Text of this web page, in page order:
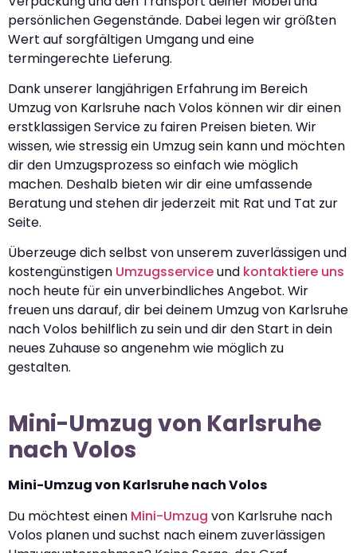
persönlichen Gegenstände. Dabei legen wir größten
Wert auf sorgfältigen Umgang und eine
termingerechte Lieferung.
Dank unserer langjährigen Erfahrung im Bereich
Umzug von Karlsruhe nach Volos können wir dir einen
erstklassigen Service zu fairen Preisen bieten. Wir
wissen, wie stressig ein Umzug sein kann und möchten
dir den Umzugsprozess so einfach wie möglich
machen. Deshalb bieten wir dir eine umfassende
Beratung und stehen dir jederzeit mit Rat und Tat zur
Seite.
Überzeuge dich selbst von unserem zuverlässigen und
kostengünstigen Umzugsserviceund kontaktiere uns
noch heute für ein unverbindliches Angebot. Wir
freuen uns darauf, dir bei deinem Umzug von Karlsruhe
nach Volos behilflich zu sein und dir den Start in dein
neues Zuhause so angenehm wie möglich zu
gestalten.
Mini-Umzug von Karlsruhe
nach Volos
Mini-Umzug von Karlsruhe nach Volos
Du möchtest einen Mini-Umzug von Karlsruhe nach
Volos planen und suchst nach einem zuverlässigen